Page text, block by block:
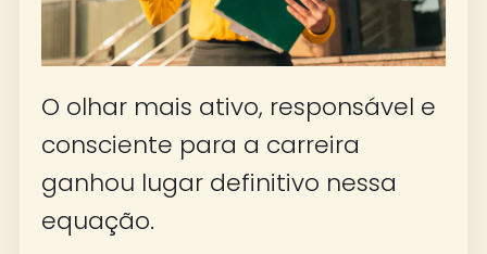
O olhar mais ativo, responsável e
consciente para a carreira
ganhou lugar definitivo nessa
equação.